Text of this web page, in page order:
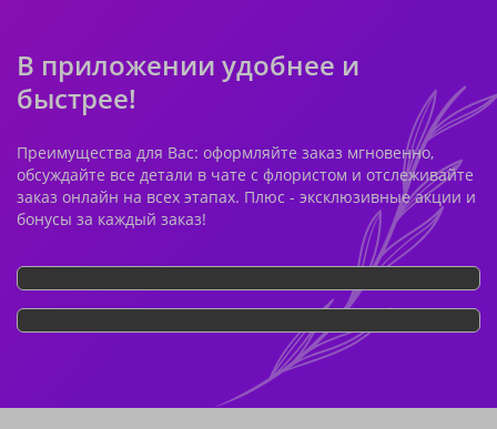
В приложении удобнее и
быстрее!
Преимущества для Вас: оформляйте заказ мгновенно,
обсуждайте все детали в чате с флористом и отслеживайте
заказ онлайн на всех этапах. Плюс - эксклюзивные акции и
бонусы за каждый заказ!